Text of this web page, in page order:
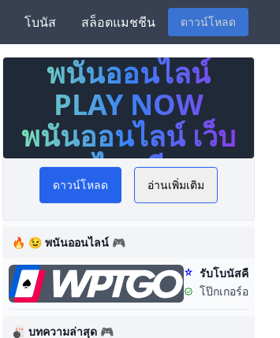
โบนัส สล็อตแมชชีน ดาวน์โหลด
สื่อเสียงความรู้กฎหมายและ
กระบวนการยุติธรรม
(Podcast) หมวดความรู้เรื่อง
อาชญากรรมทางเทคโนโลยี
กับ รายการ 18 มงกุฎออนไลน์
โดย นที แววจะโปะ
ดาวน์โหลด อ่านเพิ่มเติม
🔥 😉 พนันออนไลน์ 🎮
รับโบนัสคืนเงิน
โป๊กเกอร์ออนไ
🎳 บทความล่าสุด 🎮